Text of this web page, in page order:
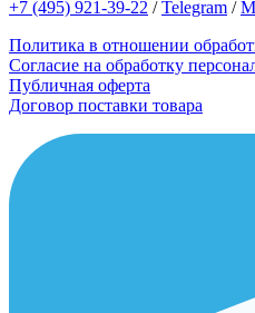
+7 (495) 921-39-22 /Telegram /
Политика в отношении
Согласие на обработку
Публичная оферта
Договор поставки товара